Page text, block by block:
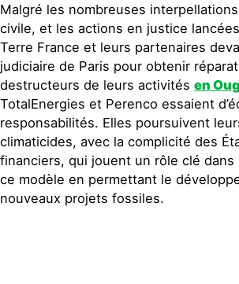
Malgré les nombreuses
civile, et les actions en justice
Terre France et leurs partenaires
judiciaire de Paris pour obtenir
destructeurs de leurs activités en
TotalEnergies et Perenco essaient
responsabilités. Elles poursuivent
climaticides, avec la complicité des
financiers, qui jouent un rôle clé
ce modèle en permettant le
nouveaux projets fossiles.